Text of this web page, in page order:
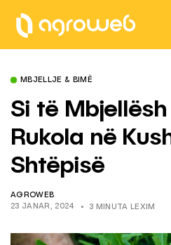
MBJELLJE & BIMË
Si të
Rukola në
Shtëpisë
AGROWEB
23 JANAR, 2024
3 MINUTA LEXIM